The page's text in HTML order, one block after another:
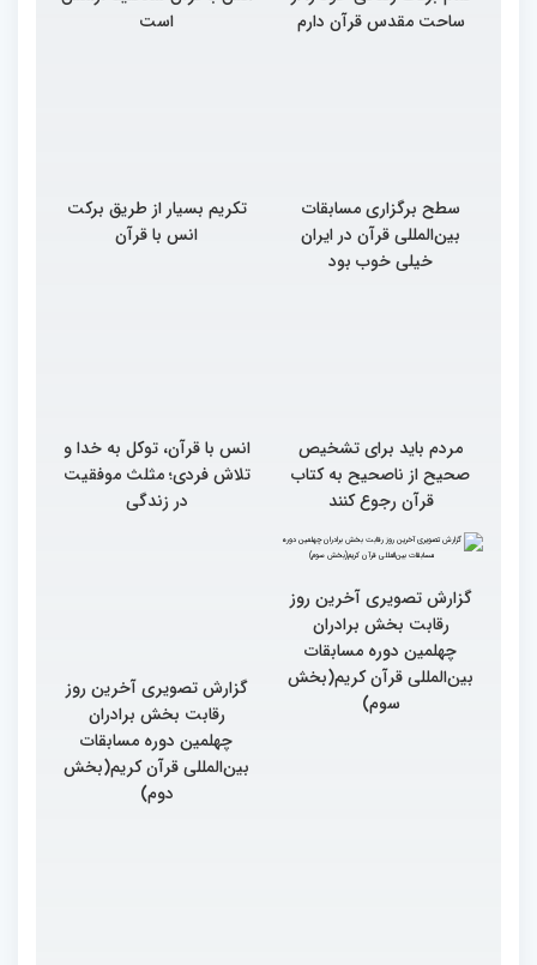
ساحت مقدس قرآن دارم
است
سطح برگزاری مسابقات
بین‌المللی قرآن در ایران
خیلی خوب بود
تکریم بسیار از طریق برکت
انس با قرآن
مردم باید برای تشخیص
صحیح از ناصحیح به کتاب
قرآن رجوع کنند
انس با قرآن، توکل به خدا و
تلاش فردی؛ مثلث موفقیت
در زندگی
گزارش تصویری آخرین روز
رقابت بخش برادران
گزارش تصویری آخرین روز
رقابت بخش برادران
چهلمین دوره مسابقات
بین‌المللی قرآن کریم(بخش
دوم)